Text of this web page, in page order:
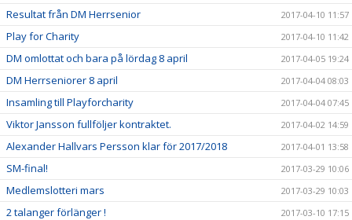
Resultat från DM Herrsenior 2017-04-10 11:57
Play for Charity 2017-04-10 11:42
DM omlottat och bara på lördag 8 april 2017-04-05 19:24
DM Herrseniorer 8 april 2017-04-04 08:03
Insamling till Playforcharity 2017-04-04 07:45
Viktor Jansson fullföljer kontraktet. 2017-04-02 14:59
Alexander Hallvars Persson klar för 2017/2018 2017-04-01 13:58
SM-final! 2017-03-29 10:06
Medlemslotteri mars 2017-03-29 10:03
2 talanger förlänger ! 2017-03-10 17:15